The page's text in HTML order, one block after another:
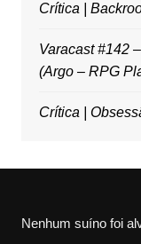
Crítica |
Varacast #142
(Argo – RPG
Crítica |
Nenhum suíno foi